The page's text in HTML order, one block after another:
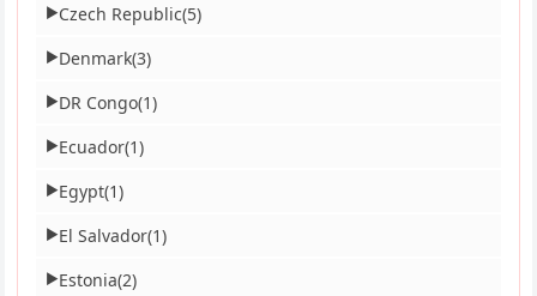
▶Czech Republic(5)
▶Denmark(3)
▶DR Congo(1)
▶Ecuador(1)
▶Egypt(1)
▶El Salvador(1)
▶Estonia(2)